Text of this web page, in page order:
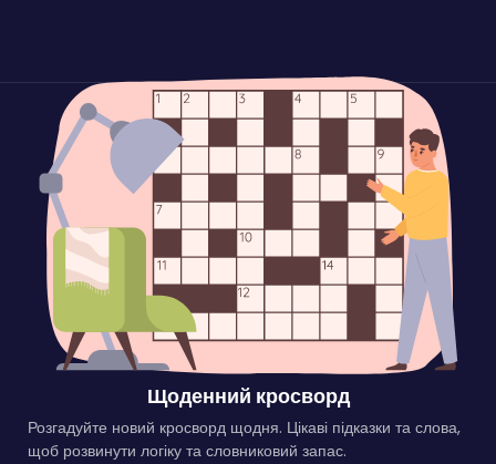
Щоденний кросворд
Розгадуйте новий кросворд щодня. Цікаві підказки та слова,
щоб розвинути логіку та словниковий запас.